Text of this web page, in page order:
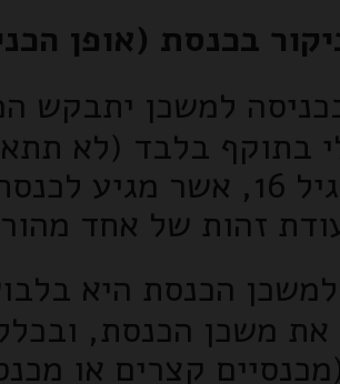
בכנסת (אופן
למשכן יתבקש
בתוקף בלבד (לא
שהוא קטין מתחת לגיל
זהות של אחד
הכנסת היא
משכן הכנסת,
קצרים או